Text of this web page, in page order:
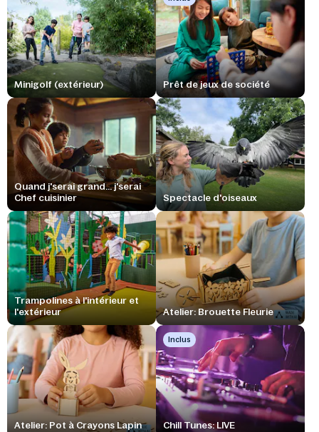
Minigolf (extérieur) Prêt de jeux de société
Quand j'serai grand... j'serai
Chef cuisinier
Spectacle d'oiseaux
Trampolines à l'intérieur et
l'extérieur
Atelier: Brouette Fleurie
Atelier: Pot à Crayons Lapin
Inclus
Chill Tunes: LIVE